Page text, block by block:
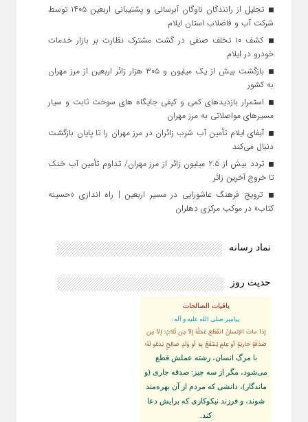
تجلیل از رانندگان ناوگان آبرسانی و پشتیبانی اربعین ۱۴۰۵ توسط
شرکت آب و فاضلاب استان ایلام
کشف ۱۰ تخلف صنفی در گشت مشترک نظارت بر بازار خدمات
خودرو در ایلام
بازگشت بیش از یک میلیون و ۳۰۵ هزار زائر اربعین از مرز مهران
به کشور
استمرار بازدیدهای کمی و کیفی جایگاه‌ های سوخت ثابت و سیار
مسیرهای مواصلاتی به مرز مهران
آبفای ایلام تأمین آب شرب زائران در مرز مهران را تا پایان بازگشت
دنبال می‌کند
تردد بیش از ۲.۵ میلیون زائر از مرز مهران/ تداوم تأمین آب خنک
تا خروج آخرین زائر
ترویج فرهنگ عاشورایی در مسیر اربعین | راه‌ اندازی «حسینه
کتاب» در موکب مرکزی دهلران
نماد رسانه
حدیث روز
باقیات الصالحات
پيامبر صلى‏ الله‏ عليه ‏و‏ آله:
إذا ماتَ الإنسانُ انقَطَعَ عَمَلُهُ إلاّ مِن ثَلاثٍ: إلاّ مِن
صَدَقَةٍ جاريَةٍ أو عِلمٍ يُنتَفَعُ بِهِ أو وَلَدٍ صالِحٍ يَدعُو لَهُ؛
با مرگ انسان، رشته عملش قطع
مى‌شود، مگر از سه چيز: صدقه جارى (و
ماندگار)، دانشى كه مردم از آن بهره‏‌مند
شوند، و فرزند نيكوكارى كه برايش دعا
كند.